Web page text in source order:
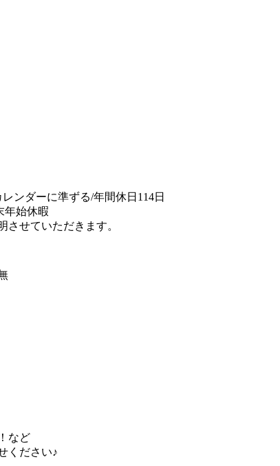
ンダーに準ずる/年間休日114日
年始休暇
せていただきます。
など
ください♪